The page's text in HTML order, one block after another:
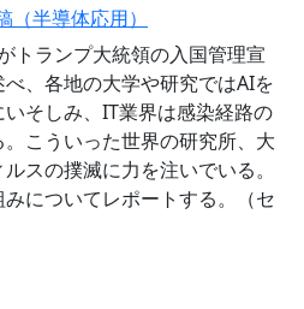
（半導体応用）
トランプ大統領の入国管理宣
、各地の大学や研究ではAIを
そしみ、IT業界は感染経路の
こういった世界の研究所、大
スの撲滅に力を注いでいる。
についてレポートする。（セ